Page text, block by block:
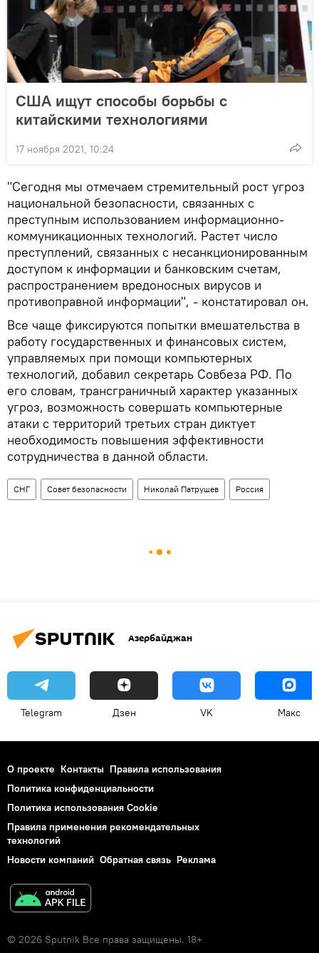
США ищут способы борьбы с
китайскими технологиями
17 ноября 2021, 10:24
"Сегодня мы отмечаем стремительный рост угроз
национальной безопасности, связанных с
преступным использованием информационно-
коммуникационных технологий. Растет число
преступлений, связанных с несанкционированным
доступом к информации и банковским счетам,
распространением вредоносных вирусов и
противоправной информации", - констатировал он.
Все чаще фиксируются попытки вмешательства в
работу государственных и финансовых систем,
управляемых при помощи компьютерных
технологий, добавил секретарь Совбеза РФ. По
его словам, трансграничный характер указанных
угроз, возможность совершать компьютерные
атаки с территорий третьих стран диктует
необходимость повышения эффективности
сотрудничества в данной области.
СНГ Совет безопасности Николай Патрушев Россия
Азербайджан
Telegram Дзен VK Макс
О проекте Контакты Правила использования
Политика конфиденциальности
Политика использования Cookie
Правила применения рекомендательных
технологий
Новости компаний Обратная связь Реклама
© 2026 Sputnik Все права защищены. 18+